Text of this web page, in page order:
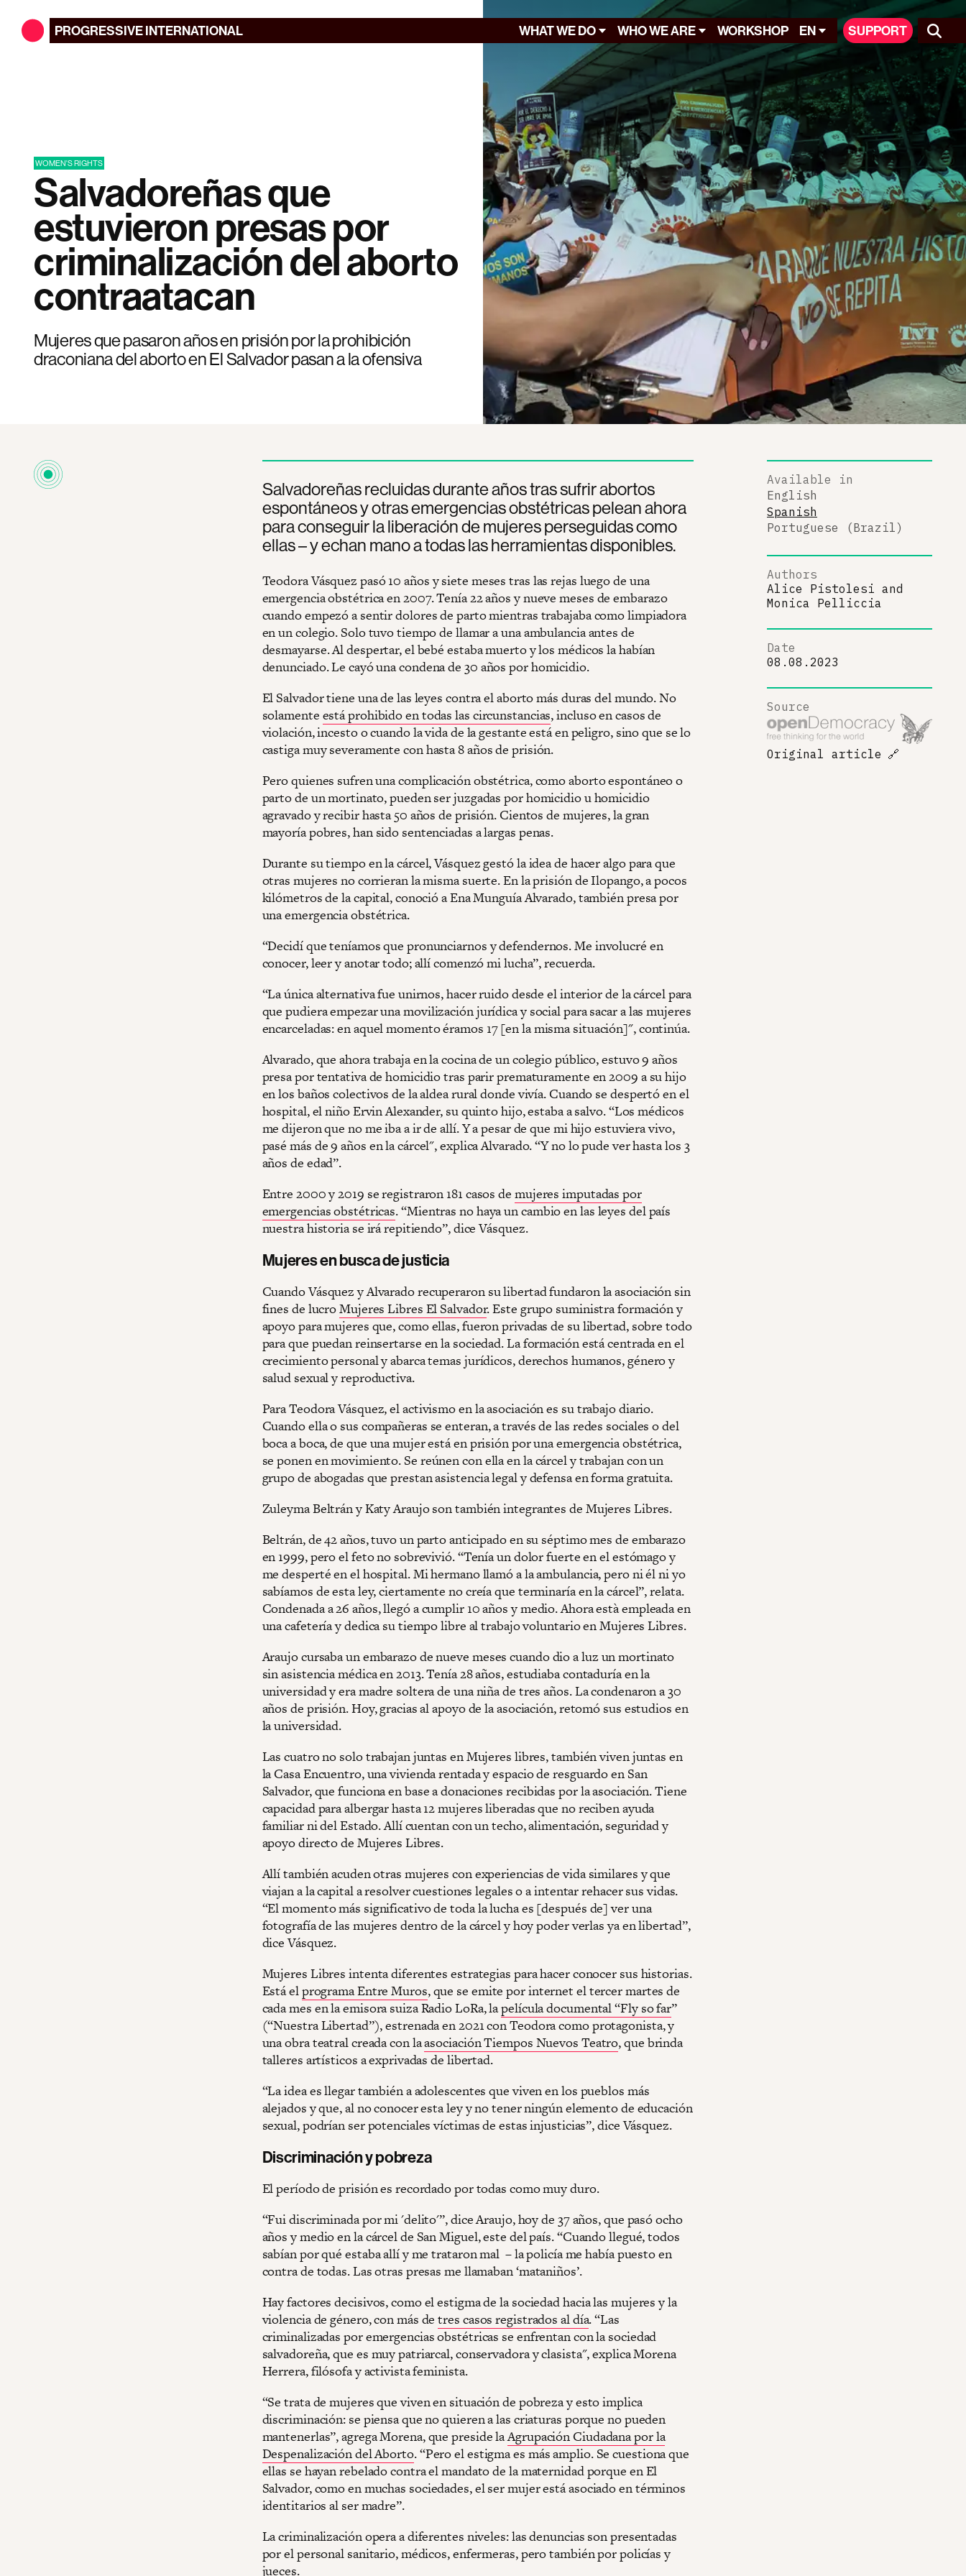
PROGRESSIVEINTERNATIONAL WHAT WE DO WHO WE ARE WORKSHOP EN SUPPORT
WOMEN'S RIGHTS
Salvadoreñas que
estuvieron presas por
criminalización del aborto
contraatacan
Mujeres que pasaron años en prisión por la prohibición
draconiana del aborto en El Salvador pasan a la ofensiva
Salvadoreñas recluidas durante años tras sufrir abortos
espontáneos y otras emergencias obstétricas pelean ahora
para conseguir la liberación de mujeres perseguidas como
ellas – y echan mano a todas las herramientas disponibles.
Teodora Vásquez pasó 10 años y siete meses tras las rejas luego de una
emergencia obstétrica en 2007. Tenía 22 años y nueve meses de embarazo
cuando empezó a sentir dolores de parto mientras trabajaba como limpiadora
en un colegio. Solo tuvo tiempo de llamar a una ambulancia antes de
desmayarse. Al despertar, el bebé estaba muerto y los médicos la habían
denunciado. Le cayó una condena de 30 años por homicidio.
El Salvador tiene una de las leyes contra el aborto más duras del mundo. No
solamente está prohibido en todas las circunstancias, incluso en casos de
violación, incesto o cuando la vida de la gestante está en peligro, sino que se lo
castiga muy severamente con hasta 8 años de prisión.
Pero quienes sufren una complicación obstétrica, como aborto espontáneo o
parto de un mortinato, pueden ser juzgadas por homicidio u homicidio
agravado y recibir hasta 50 años de prisión. Cientos de mujeres, la gran
mayoría pobres, han sido sentenciadas a largas penas.
Durante su tiempo en la cárcel, Vásquez gestó la idea de hacer algo para que
otras mujeres no corrieran la misma suerte. En la prisión de Ilopango, a pocos
kilómetros de la capital, conoció a Ena Munguía Alvarado, también presa por
una emergencia obstétrica.
“Decidí que teníamos que pronunciarnos y defendernos. Me involucré en
conocer, leer y anotar todo; allí comenzó mi lucha”, recuerda.
“La única alternativa fue unirnos, hacer ruido desde el interior de la cárcel para
que pudiera empezar una movilización jurídica y social para sacar a las mujeres
encarceladas: en aquel momento éramos 17 [en la misma situación]", continúa.
Alvarado, que ahora trabaja en la cocina de un colegio público, estuvo 9 años
presa por tentativa de homicidio tras parir prematuramente en 2009 a su hijo
en los baños colectivos de la aldea rural donde vivía. Cuando se despertó en el
hospital, el niño Ervin Alexander, su quinto hijo, estaba a salvo. “Los médicos
me dijeron que no me iba a ir de allí. Y a pesar de que mi hijo estuviera vivo,
pasé más de 9 años en la cárcel", explica Alvarado. “Y no lo pude ver hasta los 3
años de edad”.
Entre 2000 y 2019 se registraron 181 casos de mujeres imputadas por
emergencias obstétricas. “Mientras no haya un cambio en las leyes del país
nuestra historia se irá repitiendo”, dice Vásquez.
Mujeres en busca de justicia
Cuando Vásquez y Alvarado recuperaron su libertad fundaron la asociación sin
fines de lucroMujeres Libres El Salvador. Este grupo suministra formación y
apoyo para mujeres que, como ellas, fueron privadas de su libertad, sobre todo
para que puedan reinsertarse en la sociedad. La formación está centrada en el
crecimiento personal y abarca temas jurídicos, derechos humanos, género y
salud sexual y reproductiva.
Para Teodora Vásquez, el activismo en la asociación es su trabajo diario.
Cuando ella o sus compañeras se enteran, a través de las redes sociales o del
boca a boca, de que una mujer está en prisión por una emergencia obstétrica,
se ponen en movimiento. Se reúnen con ella en la cárcel y trabajan con un
grupo de abogadas que prestan asistencia legal y defensa en forma gratuita.
Zuleyma Beltrán y Katy Araujo son también integrantes de Mujeres Libres.
Beltrán, de 42 años, tuvo un parto anticipado en su séptimo mes de embarazo
en 1999, pero el feto no sobrevivió. “Tenía un dolor fuerte en el estómago y
me desperté en el hospital. Mi hermano llamó a la ambulancia, pero ni él ni yo
sabíamos de esta ley, ciertamente no creía que terminaría en la cárcel”, relata.
Condenada a 26 años, llegó a cumplir 10 años y medio. Ahora està empleada en
una cafetería y dedica su tiempo libre al trabajo voluntario en Mujeres Libres.
Araujo cursaba un embarazo de nueve meses cuando dio a luz un mortinato
sin asistencia médica en 2013. Tenía 28 años, estudiaba contaduría en la
universidad y era madre soltera de una niña de tres años. La condenaron a 30
años de prisión. Hoy, gracias al apoyo de la asociación, retomó sus estudios en
la universidad.
Las cuatro no solo trabajan juntas en Mujeres libres, también viven juntas en
la Casa Encuentro, una vivienda rentada y espacio de resguardo en San
Salvador, que funciona en base a donaciones recibidas por la asociación. Tiene
capacidad para albergar hasta 12 mujeres liberadas que no reciben ayuda
familiar ni del Estado. Allí cuentan con un techo, alimentación, seguridad y
apoyo directo de Mujeres Libres.
Allí también acuden otras mujeres con experiencias de vida similares y que
viajan a la capital a resolver cuestiones legales o a intentar rehacer sus vidas.
“El momento más significativo de toda la lucha es [después de] ver una
fotografía de las mujeres dentro de la cárcel y hoy poder verlas ya en libertad”,
dice Vásquez.
Mujeres Libres intenta diferentes estrategias para hacer conocer sus historias.
Está elprograma Entre Muros, que se emite por internet el tercer martes de
cada mes en la emisora suiza Radio LoRa, lapelícula documental “Fly so far”
(“Nuestra Libertad”), estrenada en 2021 con Teodora como protagonista, y
una obra teatral creada con laasociación Tiempos Nuevos Teatro, que brinda
talleres artísticos a exprivadas de libertad.
“La idea es llegar también a adolescentes que viven en los pueblos más
alejados y que, al no conocer esta ley y no tener ningún elemento de educación
sexual, podrían ser potenciales víctimas de estas injusticias”, dice Vásquez.
Discriminación y pobreza
El período de prisión es recordado por todas como muy duro.
“Fui discriminada por mi 'delito'”, dice Araujo, hoy de 37 años, que pasó ocho
años y medio en la cárcel de San Miguel, este del país. “Cuando llegué, todos
sabían por qué estaba allí y me trataron mal – la policía me había puesto en
contra de todas. Las otras presas me llamaban ‘mataniños’.
Hay factores decisivos, como el estigma de la sociedad hacia las mujeres y la
violencia de género, con más detres casos registrados al día. “Las
criminalizadas por emergencias obstétricas se enfrentan con la sociedad
salvadoreña, que es muy patriarcal, conservadora y clasista", explica Morena
Herrera, filósofa y activista feminista.
“Se trata de mujeres que viven en situación de pobreza y esto implica
discriminación: se piensa que no quieren a las criaturas porque no pueden
mantenerlas”, agrega Morena, que preside laAgrupación Ciudadana por la
Despenalización del Aborto. “Pero el estigma es más amplio. Se cuestiona que
ellas se hayan rebelado contra el mandato de la maternidad porque en El
Salvador, como en muchas sociedades, el ser mujer está asociado en términos
identitarios al ser madre”.
La criminalización opera a diferentes niveles: las denuncias son presentadas
por el personal sanitario, médicos, enfermeras, pero también por policías y
jueces.
Available in
English
Spanish
Portuguese (Brazil)
Authors
Alice Pistolesi and
Monica Pelliccia
Date
08.08.2023
Source
Original article 🔗